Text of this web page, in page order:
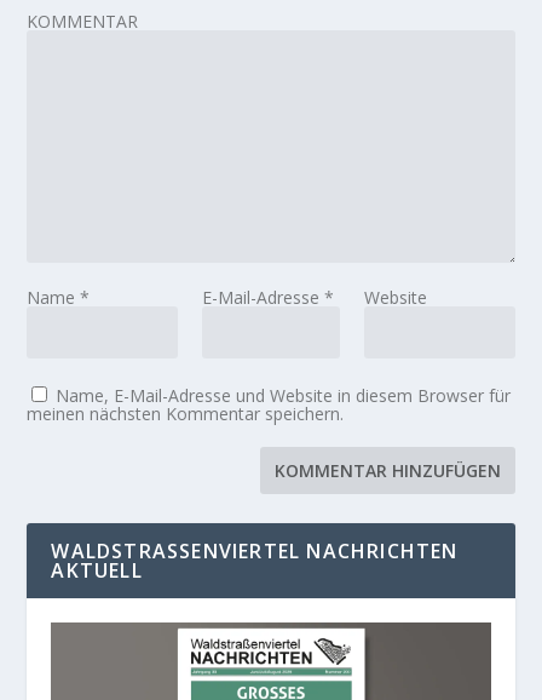
KOMMENTAR
Name* E-Mail-Adresse * Website
Name, E-Mail-Adresse und Website in diesem Browser für
meinen nächsten Kommentar speichern.
WALDSTRASSENVIERTEL NACHRICHTEN A
KTUELL